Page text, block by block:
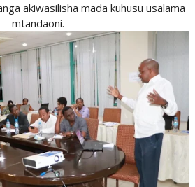
akiwasilisha mada kuhusu usalama
mtandaoni.